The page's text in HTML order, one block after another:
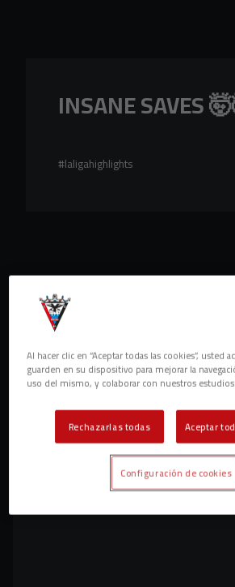
INSANE SAVES
#laligahighlights
Al hacer clic en “Aceptar todas las cookies”, usted
guarden en su dispositivo para mejorar la
uso del mismo, y colaborar con nuestros
Rechazarlas todas Aceptar
Configuración de cookies